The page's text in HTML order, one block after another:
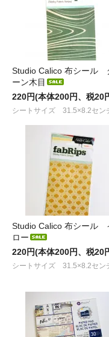
Studio Calico 布シール
ーン木目
220円(本体200円、税20
シートサイズ 31.5×8.2セン
Studio Calico 布シール
ロー
220円(本体200円、税20
シートサイズ 31.5×8.2セン